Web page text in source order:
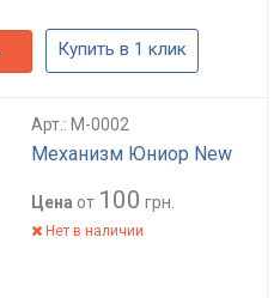
Купить в 1 клик
Арт.: M-0002
Механизм Юниор New
Цена от 100 грн.
Нет в наличии